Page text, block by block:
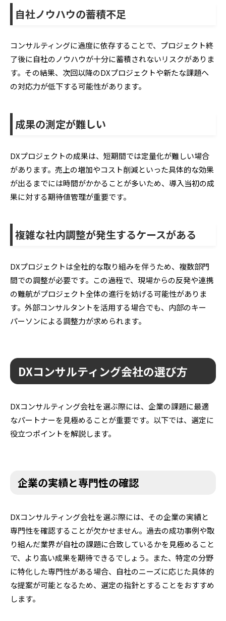
自社ノウハウの蓄積不足
コンサルティングに過度に依存することで、プロジェクト終
了後に自社のノウハウが十分に蓄積されないリスクがありま
す。その結果、次回以降のDXプロジェクトや新たな課題へ
の対応力が低下する可能性があります。
成果の測定が難しい
DXプロジェクトの成果は、短期間では定量化が難しい場合
があります。売上の増加やコスト削減といった具体的な効果
が出るまでには時間がかかることが多いため、導入当初の成
果に対する期待値管理が重要です。
複雑な社内調整が発生するケースがある
DXプロジェクトは全社的な取り組みを伴うため、複数部門
間での調整が必要です。この過程で、現場からの反発や連携
の難航がプロジェクト全体の進行を妨げる可能性がありま
す。外部コンサルタントを活用する場合でも、内部のキー
パーソンによる調整力が求められます。
DXコンサルティング会社の選び方
DXコンサルティング会社を選ぶ際には、企業の課題に最適
なパートナーを見極めることが重要です。以下では、選定に
役立つポイントを解説します。
企業の実績と専門性の確認
DXコンサルティング会社を選ぶ際には、その企業の実績と
専門性を確認することが欠かせません。過去の成功事例や取
り組んだ業界が自社の課題に合致しているかを見極めること
で、より高い成果を期待できるでしょう。また、特定の分野
に特化した専門性がある場合、自社のニーズに応じた具体的
な提案が可能となるため、選定の指針とすることをおすすめ
します。